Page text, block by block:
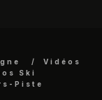
Vidéos
Ski
Piste